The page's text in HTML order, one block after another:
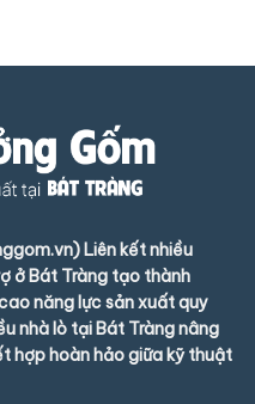
Liên kết nhiều
ở Bát Tràng tạo thành
năng lực sản xuất quy
nhà lò tại Bát Tràng nâng
hợp hoàn hảo giữa kỹ thuật